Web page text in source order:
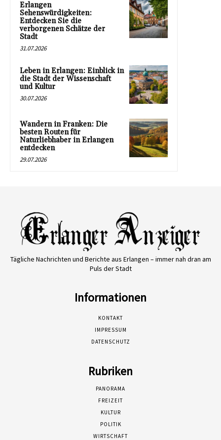
Erlangen
Sehenswürdigkeiten:
Entdecken Sie die
verborgenen Schätze der
Stadt
31.07.2026
Leben in Erlangen: Einblick in
die Stadt der Wissenschaft
und Kultur
30.07.2026
Wandern in Franken: Die
besten Routen für
Naturliebhaber in Erlangen
entdecken
29.07.2026
Tägliche Nachrichten und Berichte aus Erlangen – immer nah dran am
Puls der Stadt
Informationen
KONTAKT
IMPRESSUM
DATENSCHUTZ
Rubriken
PANORAMA
FREIZEIT
KULTUR
POLITIK
WIRTSCHAFT